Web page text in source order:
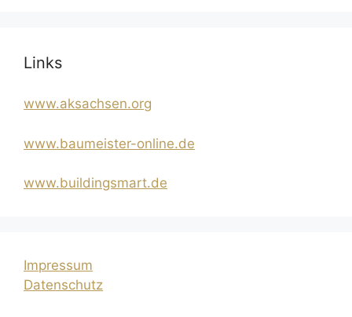
Links
www.aksachsen.org
www.baumeister-online.de
www.buildingsmart.de
Impressum
Datenschutz